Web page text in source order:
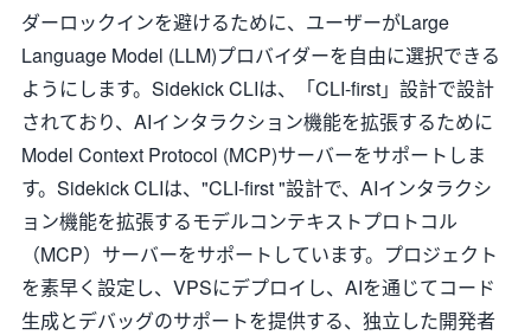
ダーロックインを避けるために、ユーザーがLarge
Language Model (LLM)プロバイダーを自由に選択できる
ようにします。Sidekick CLIは、「CLI-first」設計で設計
されており、AIインタラクション機能を拡張するために
Model Context Protocol (MCP)サーバーをサポートしま
す。Sidekick CLIは、"CLI-first "設計で、AIインタラクシ
ョン機能を拡張するモデルコンテキストプロトコル
（MCP）サーバーをサポートしています。プロジェクト
を素早く設定し、VPSにデプロイし、AIを通じてコード
生成とデバッグのサポートを提供する、独立した開発者